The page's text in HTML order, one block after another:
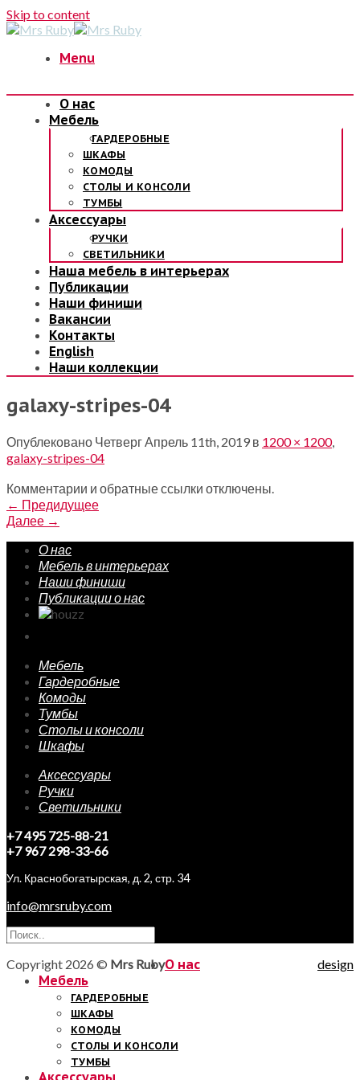
Skip to content
Menu
О нас
Мебель
ГАРДЕРОБНЫЕ
ШКАФЫ
КОМОДЫ
СТОЛЫ И КОНСОЛИ
ТУМБЫ
Аксессуары
РУЧКИ
СВЕТИЛЬНИКИ
Наша мебель в интерьерах
Публикации
Наши финиши
Вакансии
Контакты
English
Наши коллекции
galaxy-stripes-04
Опублековано Четверг Апрель 11th, 2019 в 1200 × 1200,
galaxy-stripes-04
Комментарии и обратные ссылки отключены.
← Предидущее
Далее →
О нас
Мебель в интерьерах
Наши финиши
Публикации о нас
Мебель
Гардеробные
Комоды
Тумбы
Столы и консоли
Шкафы
Аксессуары
Ручки
Светильники
+7 495 725-88-21
+7 967 298-33-66
Ул. Краснобогатырская, д. 2, стр. 34
info@mrsruby.com
design
Copyright 2026 © Mrs RubyО нас
Мебель
ГАРДЕРОБНЫЕ
ШКАФЫ
КОМОДЫ
СТОЛЫ И КОНСОЛИ
ТУМБЫ
Аксессуары